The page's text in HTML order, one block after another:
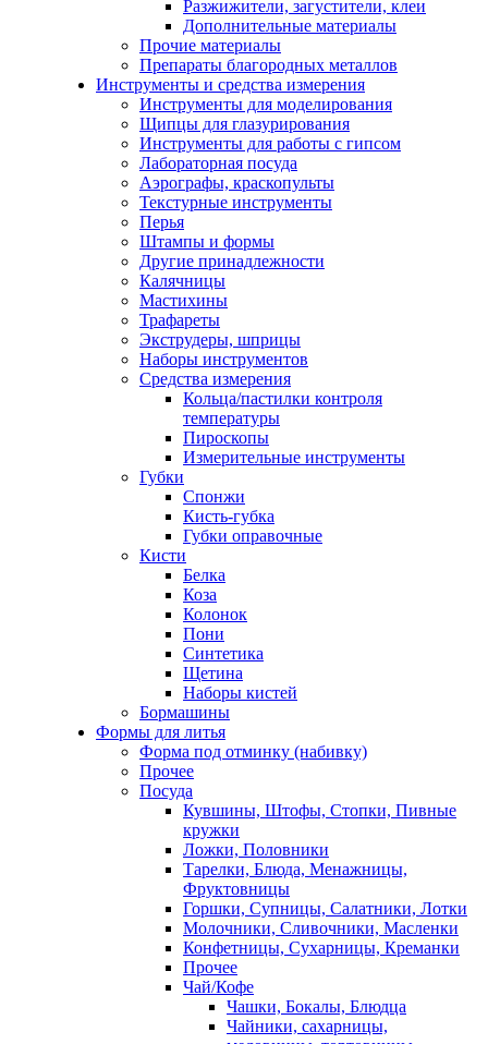
Разжижители, загустители, клеи
Дополнительные материалы
Прочие материалы
Препараты благородных металлов
Инструменты и средства измерения
Инструменты для моделирования
Щипцы для глазурирования
Инструменты для работы с гипсом
Лабораторная посуда
Аэрографы, краскопульты
Текстурные инструменты
Перья
Штампы и формы
Другие принадлежности
Калячницы
Мастихины
Трафареты
Экструдеры, шприцы
Наборы инструментов
Средства измерения
Кольца/пастилки контроля
температуры
Пироскопы
Измерительные инструменты
Губки
Спонжи
Кисть-губка
Губки оправочные
Кисти
Белка
Коза
Колонок
Пони
Синтетика
Щетина
Наборы кистей
Бормашины
Формы для литья
Форма под отминку (набивку)
Прочее
Посуда
Кувшины, Штофы, Стопки, Пивные
кружки
Ложки, Половники
Тарелки, Блюда, Менажницы,
Фруктовницы
Горшки, Супницы, Салатники, Лотки
Молочники, Сливочники, Масленки
Конфетницы, Сухарницы, Креманки
Прочее
Чай/Кофе
Чашки, Бокалы, Блюдца
Чайники, сахарницы,